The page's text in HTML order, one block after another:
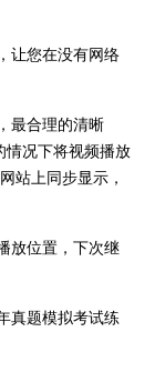
让您在没有网络
最合理的清晰
情况下将视频播放
站上同步显示，
放位置，下次继
题模拟考试练